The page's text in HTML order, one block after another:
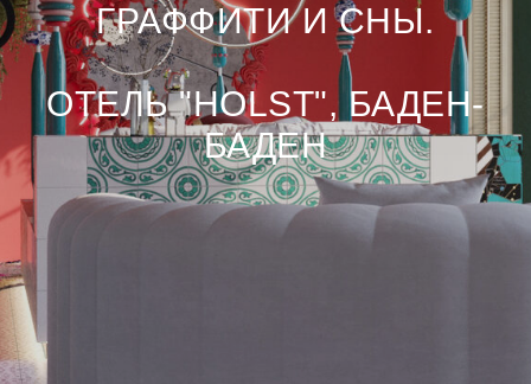
ГРАФФИТИ И СНЫ.
ОТЕЛЬ "HOLST", БАДЕН-
БАДЕН